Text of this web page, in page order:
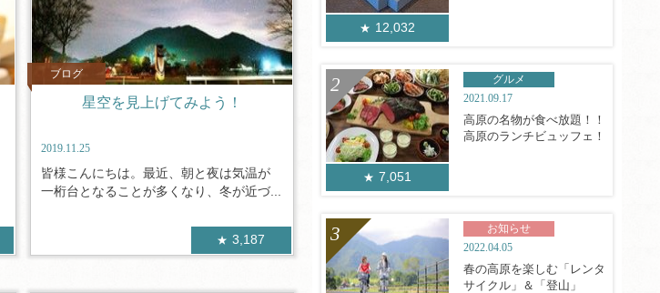
ブログ
星空を見上げてみよう！
2019.11.25
皆様こんにちは。最近、朝と夜は気温が
一桁台となることが多くなり、冬が近づ...
3,187
12,032
7,051
グルメ
2021.09.17
高原の名物が食べ放題！！
高原のランチビュッフェ！
お知らせ
2022.04.05
春の高原を楽しむ「レンタ
サイクル」＆「登山」